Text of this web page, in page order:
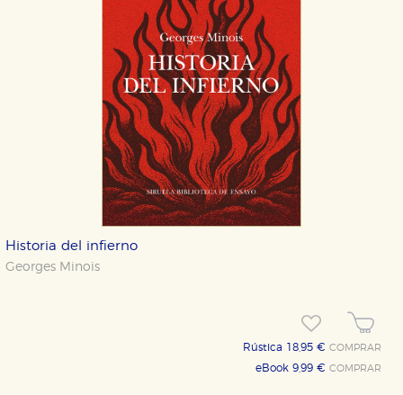
Historia del infierno
Georges Minois
Rústica 18,95 € COMPRAR
eBook 9,99 € COMPRAR